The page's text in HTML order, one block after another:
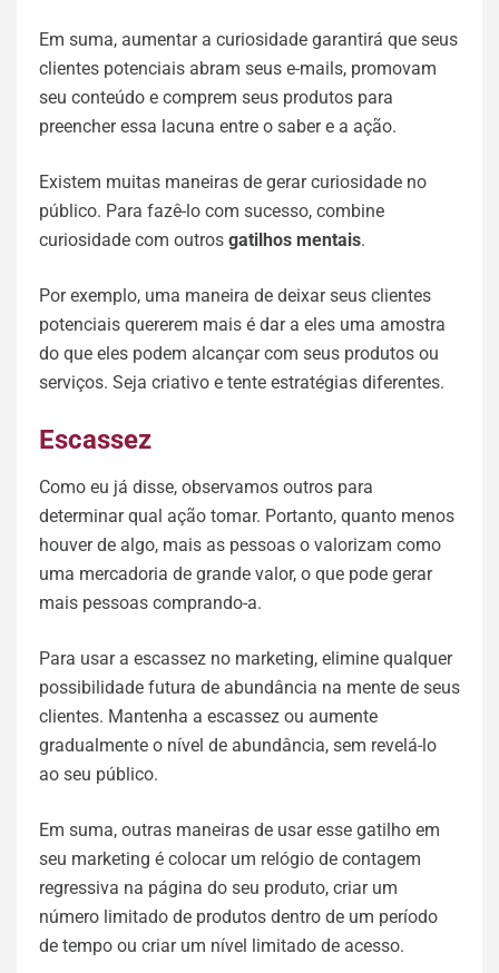
Em suma, aumentar a curiosidade garantirá que seus
clientes potenciais abram seus e-mails, promovam
seu conteúdo e comprem seus produtos para
preencher essa lacuna entre o saber e a ação.
Existem muitas maneiras de gerar curiosidade no
público. Para fazê-lo com sucesso, combine
curiosidade com outros gatilhos mentais.
Por exemplo, uma maneira de deixar seus clientes
potenciais quererem mais é dar a eles uma amostra
do que eles podem alcançar com seus produtos ou
serviços. Seja criativo e tente estratégias diferentes.
Escassez
Como eu já disse, observamos outros para
determinar qual ação tomar. Portanto, quanto menos
houver de algo, mais as pessoas o valorizam como
uma mercadoria de grande valor, o que pode gerar
mais pessoas comprando-a.
Para usar a escassez no marketing, elimine qualquer
possibilidade futura de abundância na mente de seus
clientes. Mantenha a escassez ou aumente
gradualmente o nível de abundância, sem revelá-lo
ao seu público.
Em suma, outras maneiras de usar esse gatilho em
seu marketing é colocar um relógio de contagem
regressiva na página do seu produto, criar um
número limitado de produtos dentro de um período
de tempo ou criar um nível limitado de acesso.